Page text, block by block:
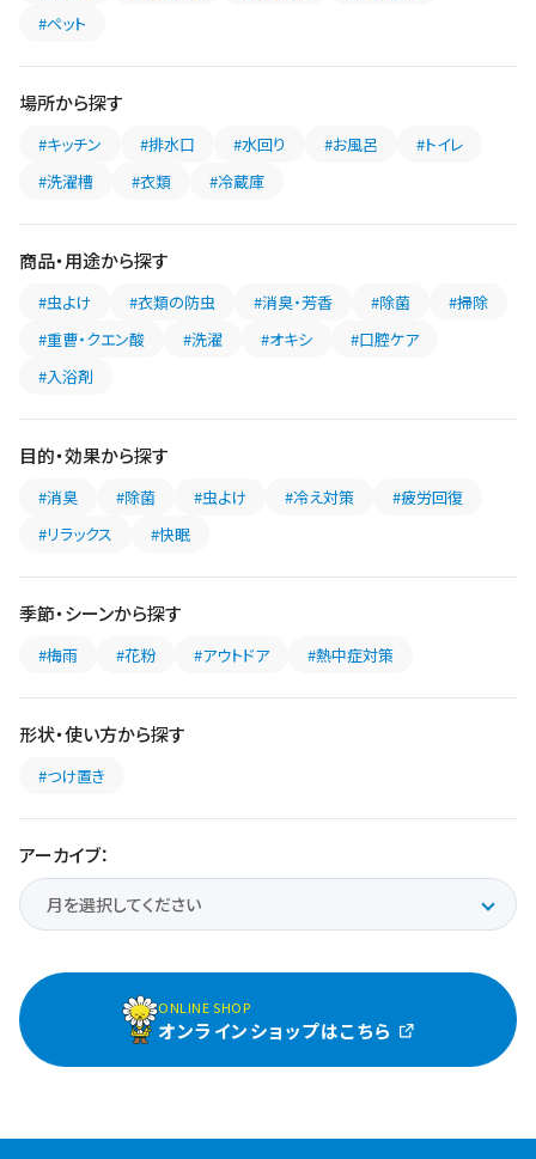
#ペット
場所から探す
#キッチン #排水口 #水回り #お風呂
#トイレ
#洗濯槽
#衣類 #冷蔵庫
商品・用途から探す
#虫よけ #衣類の防虫 #消臭・芳香 #除菌
#掃除
#重曹・クエン酸
#洗濯 #オキシ
#口腔ケア
#入浴剤
目的・効果から探す
#消臭 #除菌 #虫よけ #冷え対策
#疲労回復
#リラックス
#快眠
季節・シーンから探す
#梅雨 #花粉 #アウトドア #熱中症対策
形状・使い方から探す
#つけ置き
アーカイブ：
ONLINE SHOP
オンラインショップはこちら